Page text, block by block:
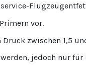
vor.
zwischen 1,5
jedoch nur